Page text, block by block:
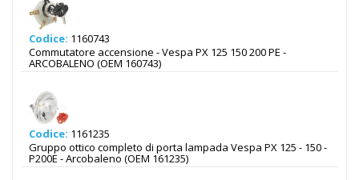
Codice: 1160743
Commutatore accensione - Vespa PX 125 150 200 PE -
ARCOBALENO (OEM 160743)
Codice: 1161235
Gruppo ottico completo di porta lampada Vespa PX 125 - 150 -
P200E - Arcobaleno (OEM 161235)